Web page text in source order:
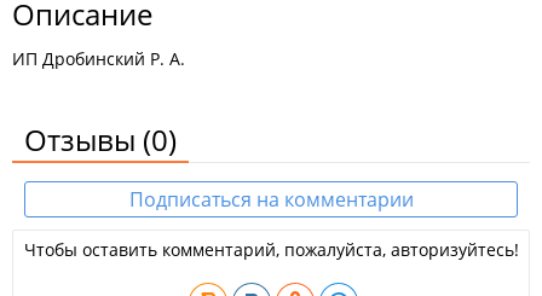
Описание
ИП Дробинский Р. А.
Отзывы (0)
Подписаться на комментарии
Чтобы оставить комментарий, пожалуйста, авторизуйтесь!